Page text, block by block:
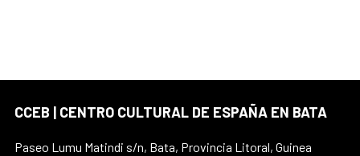
CCEB | CENTRO CULTURAL DE ESPAÑA EN BATA
Paseo Lumu Matindi s/n, Bata, Provincia Litoral, Guinea